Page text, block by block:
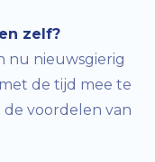
zelf?
nu nieuwsgierig
de tijd mee te
de voordelen van